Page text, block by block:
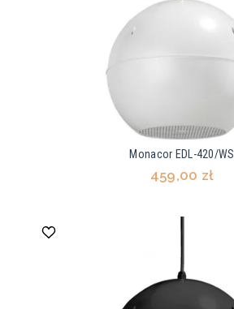
Monacor EDL-420/WS
459,00 zł